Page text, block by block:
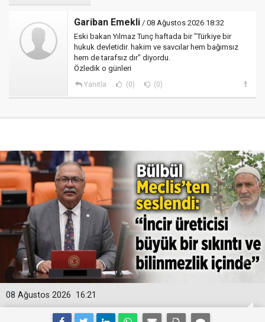
Gariban Emekli / 08 Ağustos 2026 18:32
Eski bakan Yılmaz Tunç haftada bir "Türkiye bir
hukuk devletidir. hakim ve savcılar hem bağımsız
hem de tarafsız dır" diyordu.
Özledik o günleri
Yanıtla (0) (0)
16:21
08 Ağustos 2026